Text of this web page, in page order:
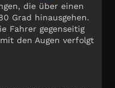
die über einen
Grad hinausgehen.
Fahrer gegenseitig
den Augen verfolgt